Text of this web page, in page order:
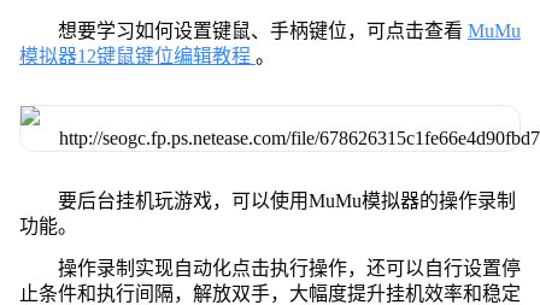
想要学习如何设置键鼠、手柄键位，可点击查看 MuMu
模拟器12键鼠键位编辑教程 。
要后台挂机玩游戏，可以使用MuMu模拟器的操作录制
功能。
操作录制实现自动化点击执行操作，还可以自行设置停
止条件和执行间隔，解放双手，大幅度提升挂机效率和稳定